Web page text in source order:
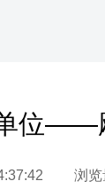
位——
浏览